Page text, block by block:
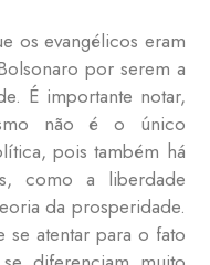
os evangélicos eram
por serem a
É importante notar,
não é o único
pois também há
como a liberdade
da prosperidade.
se atentar para o fato